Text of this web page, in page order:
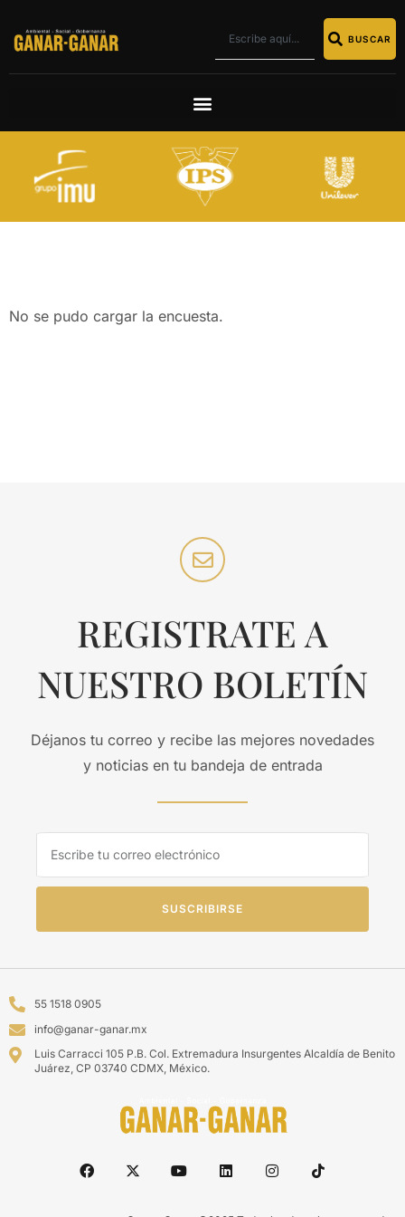
BUSCAR
No se pudo cargar la encuesta.
REGISTRATE A
NUESTRO BOLETÍN
Déjanos tu correo y recibe las mejores novedades
y noticias en tu bandeja de entrada
SUSCRIBIRSE
55 1518 0905
info@ganar-ganar.mx
Luis Carracci 105 P.B. Col. Extremadura Insurgentes Alcaldía de Benito
Juárez, CP 03740 CDMX, México.